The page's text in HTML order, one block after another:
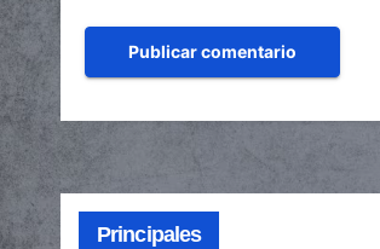
Principales